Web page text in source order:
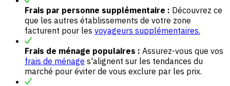
Frais par personne supplémentaire : Découvrez ce
que les autres établissements de votre zone
facturent pour les voyageurs supplémentaires.
Frais de ménage populaires : Assurez-vous que vos
frais de ménage s'alignent sur les tendances du
marché pour éviter de vous exclure par les prix.